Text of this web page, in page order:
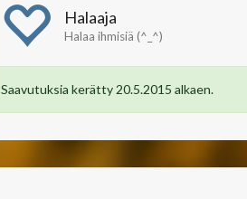
Halaaja
Halaa ihmisiä (^_^)
Saavutuksia kerätty 20.5.2015 alkaen.